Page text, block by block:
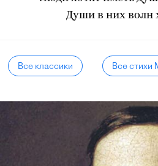
Души в них волн
Все классики Все стихи